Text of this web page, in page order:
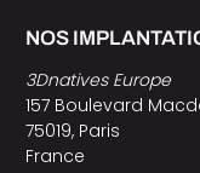
NOS
3Dnatives Europe
157 Boulevard
75019, Paris
France